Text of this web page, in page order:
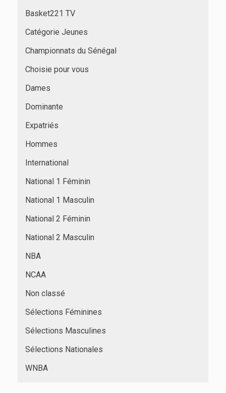
Basket221 TV
Catégorie Jeunes
Championnats du Sénégal
Choisie pour vous
Dames
Dominante
Expatriés
Hommes
International
National 1 Féminin
National 1 Masculin
National 2 Féminin
National 2 Masculin
NBA
NCAA
Non classé
Sélections Féminines
Sélections Masculines
Sélections Nationales
WNBA